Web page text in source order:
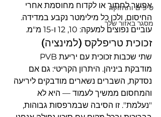
טיפים ותחזוקה
מסגר באזור שלך
אפשר לחתוך או לקדוח מחוסמת אחרי
החיסום, ולכן כל מילימטר נקבע במדידה.
עוביים נפוצים למעקה: 10, 12 ו-15 מ"מ.
זכוכית טריפלקס (למינציה)
מודבקת ביניהן. היתרון הקריטי: גם אם
נסדקת, השברים נשארים מודבקים ליריעה
והמחסום ממשיך לעמוד — היא לא
"נעלמת". זו הסיבה שבמרפסות גבוהות,